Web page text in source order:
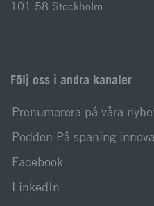
101 58 Stockholm
Följ oss i andra kanaler
Prenumerera på våra
Podden På spaning
Facebook
LinkedIn